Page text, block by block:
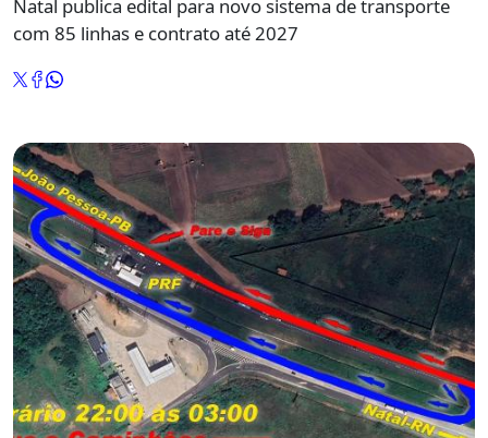
Natal publica edital para novo sistema de transporte
com 85 linhas e contrato até 2027